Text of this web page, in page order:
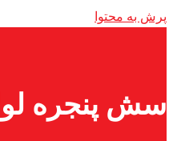
پرش به محتوا
سش پنجره